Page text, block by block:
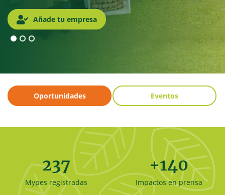
Añade tu empresa
Oportunidades Eventos
237
Mypes registradas
+140
Impactos en prensa